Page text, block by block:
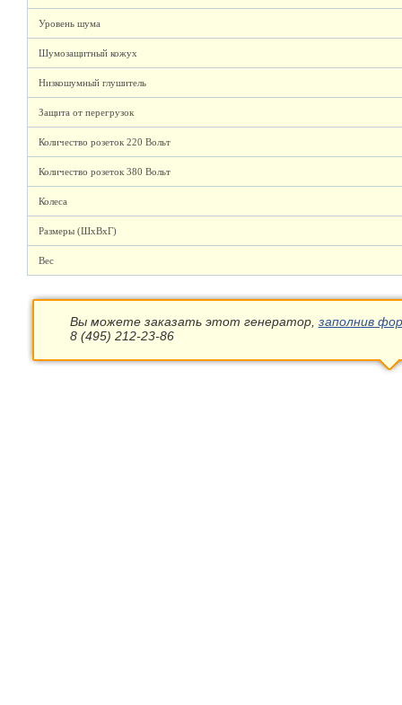
Уровень шума
Шумозащитный кожух
Низкошумный глушитель
Защита от перегрузок
Количество розеток 220 Вольт
Количество розеток 380 Вольт
Колеса
Размеры (ШхВхГ)
Вес
Вы можете заказать этот генератор, заполнив
8 (495) 212-23-86